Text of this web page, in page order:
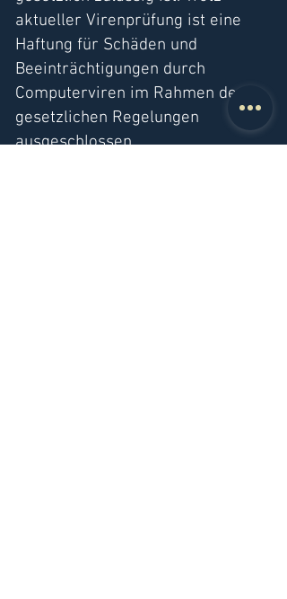
aktueller Virenprüfung ist eine
Haftung für Schäden und
Beeinträchtigungen durch
Computerviren im Rahmen der
gesetzlichen Regelungen
ausgeschlossen.